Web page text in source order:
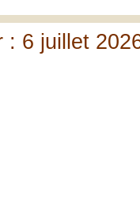
: 6 juillet